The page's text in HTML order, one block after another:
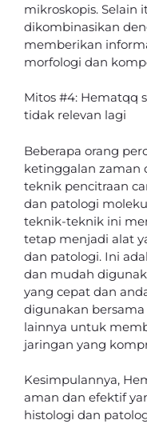
mikroskopis. Selain
dikombinasikan
memberikan
morfologi dan
Mitos #4: Hematqq
tidak relevan lagi
Beberapa orang
ketinggalan zaman
teknik pencitraan
dan patologi
teknik-teknik ini
tetap menjadi alat
dan patologi. Ini
dan mudah
yang cepat dan
digunakan
lainnya untuk
jaringan yang
Kesimpulannya,
aman dan efektif
histologi dan